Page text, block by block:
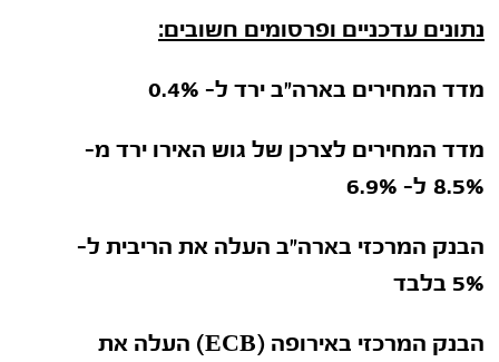
נתונים עדכניים ופרסומים חשובים:
מדד המחירים בארה"ב ירד ל- 0.4%
מדד המחירים לצרכן של גוש האירו ירד מ-
8.5% ל- 6.9%
הבנק המרכזי בארה"ב העלה את הריבית ל-
5% בלבד
הבנק המרכזי באירופה (ECB
) העלה את